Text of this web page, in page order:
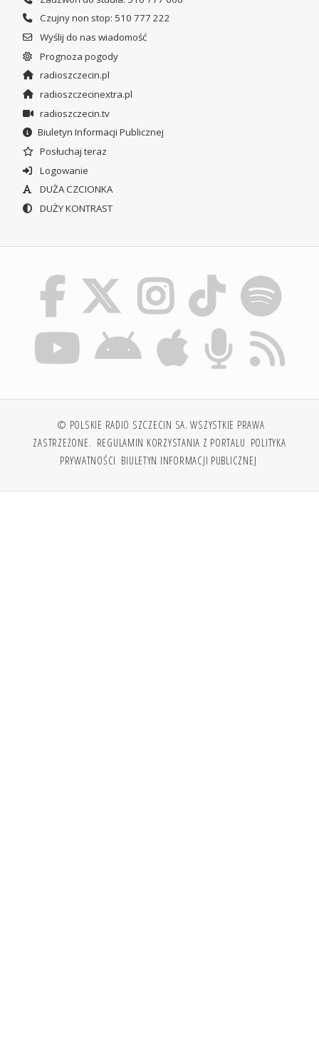
Czujny non stop: 510 777 222
Wyślij do nas wiadomość
Prognoza pogody
radioszczecin.pl
radioszczecinextra.pl
radioszczecin.tv
Biuletyn Informacji Publicznej
Posłuchaj teraz
Logowanie
DUŻA CZCIONKA
DUŻY KONTRAST
© POLSKIE RADIO SZCZECIN SA. WSZYSTKIE PRAWA
ZASTRZEŻONE. REGULAMIN KORZYSTANIA Z PORTALU POLITYKA
PRYWATNOŚCI BIULETYN INFORMACJI PUBLICZNEJ